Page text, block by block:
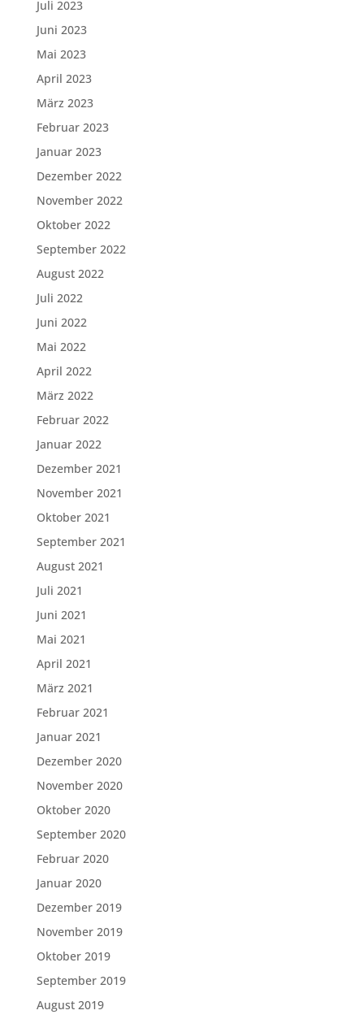
Juli 2023
Juni 2023
Mai 2023
April 2023
März 2023
Februar 2023
Januar 2023
Dezember 2022
November 2022
Oktober 2022
September 2022
August 2022
Juli 2022
Juni 2022
Mai 2022
April 2022
März 2022
Februar 2022
Januar 2022
Dezember 2021
November 2021
Oktober 2021
September 2021
August 2021
Juli 2021
Juni 2021
Mai 2021
April 2021
März 2021
Februar 2021
Januar 2021
Dezember 2020
November 2020
Oktober 2020
September 2020
Februar 2020
Januar 2020
Dezember 2019
November 2019
Oktober 2019
September 2019
August 2019